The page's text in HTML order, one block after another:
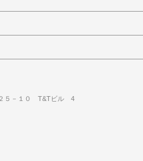
５－１０ T&Tビル 4